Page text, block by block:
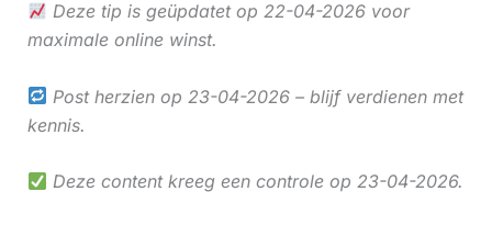
Deze tip is geüpdatet op 22-04-2026 voor
maximale online winst.
Post herzien op 23-04-2026 – blijf verdienen met
kennis.
Deze content kreeg een controle op 23-04-2026.